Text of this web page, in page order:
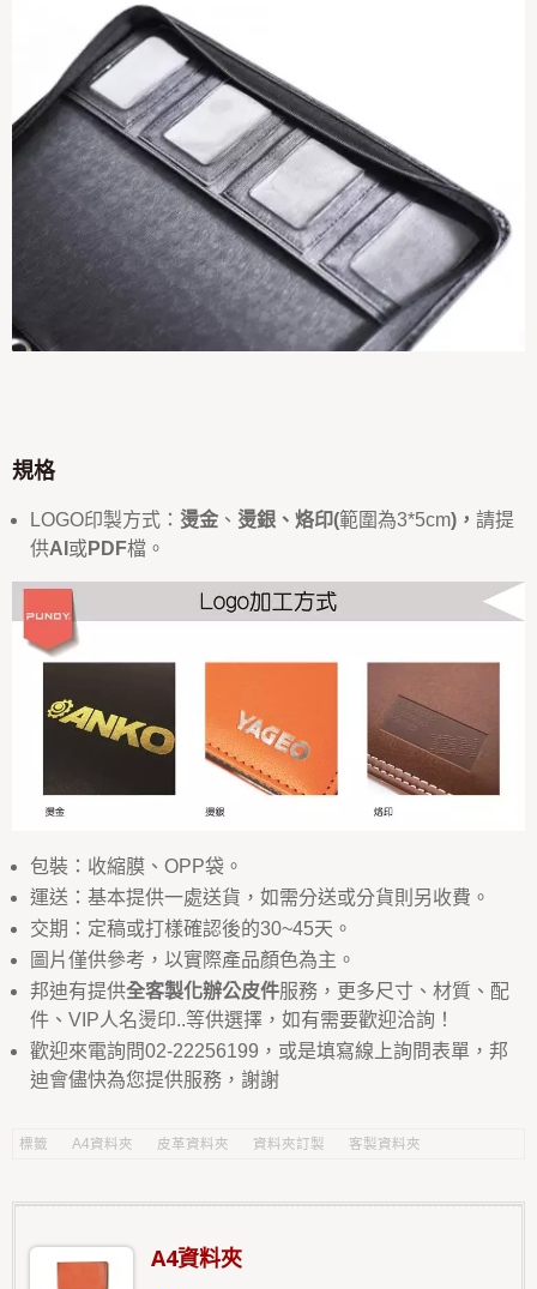
規格
LOGO印製方式： 燙金 、 燙銀、烙印(範圍為3*5cm)， 請提
供AI 或PDF檔。
包裝：收縮膜、OPP袋。
運送：基本提供一處送貨，如需分送或分貨則另收費。
交期：定稿或打樣確認後的30~45天。
圖片僅供參考，以實際產品顏色為主。
邦迪有提供全客製化辦公皮件服務，更多尺寸、材質、配
件、VIP人名燙印..等供選擇，如有需要歡迎洽詢！
歡迎來電詢問02-22256199，或是填寫線上詢問表單，邦
迪會儘快為您提供服務，謝謝
標籤 A4資料夾 皮革資料夾 資料夾訂製 客製資料夾
A4資料夾